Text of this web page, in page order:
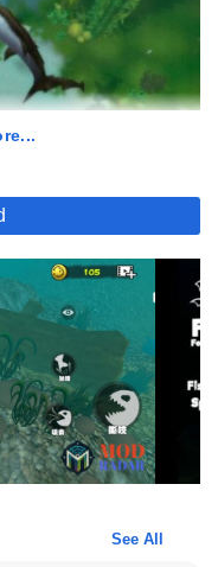
berbayar?
digunakan?
Grow versi Mod
Lalu pilih aplikasi
lupa share ke
ini. Setelah itu
tunggu beberapa
Setelah
tau cara installnya,
kamu ketahui tentang
dan rekomendasi
Yuk lanjut ke
See All